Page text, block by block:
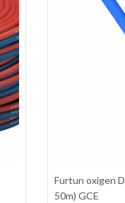
Furtun oxigen
50m) GCE